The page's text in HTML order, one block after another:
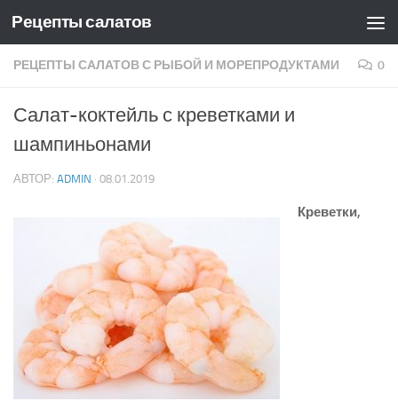
Skip to content
Рецепты салатов
РЕЦЕПТЫ САЛАТОВ С РЫБОЙ И МОРЕПРОДУКТАМИ 0
Салат-коктейль с креветками и
шампиньонами
АВТОР: ADMIN · 08.01.2019
Креветки,